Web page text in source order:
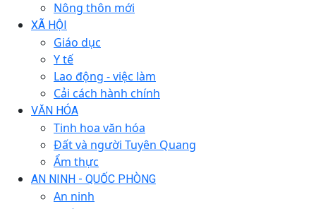
Nông thôn mới
XÃ HỘI
Giáo dục
Y tế
Lao động - việc làm
Cải cách hành chính
VĂN HÓA
Tinh hoa văn hóa
Đất và người Tuyên Quang
Ẩm thực
AN NINH - QUỐC PHÒNG
An ninh